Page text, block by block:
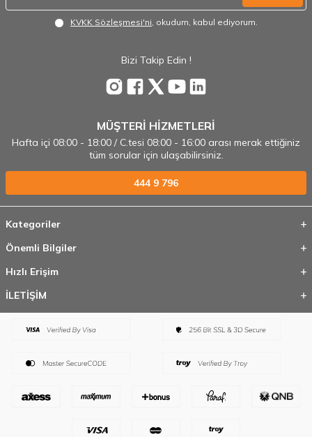
KVKK Sözleşmesi'ni, okudum, kabul ediyorum.
Bizi Takip Edin !
MÜŞTERİ HİZMETLERİ
Hafta içi 08:00 - 18:00 / C.tesi 08:00 - 16:00 arası merak ettiğiniz
tüm sorular için ulaşabilirsiniz.
444 9 796
Kategoriler
Önemli Bilgiler
Hızlı Erişim
İLETİŞİM